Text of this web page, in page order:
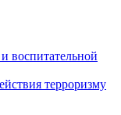
воспитательной
терроризму